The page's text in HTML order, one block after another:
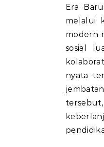
Era Baru Inovasi Sosial menghadirkan cara baru dalam memecahkan tantangan sosial
melalui
modern
sosial
nyata
tersebut,